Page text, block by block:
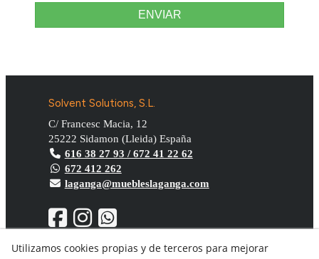
ENVIAR
Solvent Solutions, S.L.
C/ Francesc Macia, 12
25222 Sidamon (Lleida) España
616 38 27 93 / 672 41 22 62
672 412 262
laganga@muebleslaganga.com
Utilizamos cookies propias y de terceros para mejorar